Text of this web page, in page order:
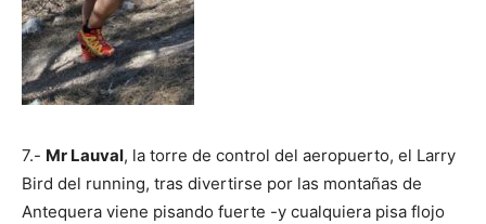
7.- Mr Lauval, la torre de control del aeropuerto, el Larry
Bird del running, tras divertirse por las montañas de
Antequera viene pisando fuerte -y cualquiera pisa flojo